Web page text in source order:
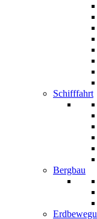
Schifffahrt
Bergbau